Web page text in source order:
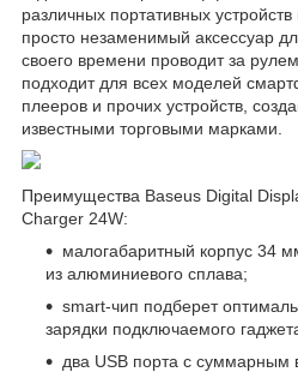
различных портативных
просто незаменимый аксессуар
своего времени проводит за
подходит для всех моделей
плееров и прочих устройств,
известными торговыми марками.
Преимущества Baseus Digital
Charger 24W:
малогабаритный корпус 34
из алюминиевого сплава;
smart-чип подберет
зарядки подключаемого
два USB порта с